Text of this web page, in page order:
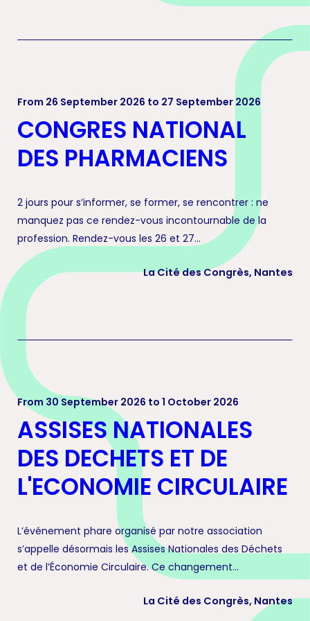
From 26 September 2026 to 27 September 2026
CONGRES NATIONAL
DES PHARMACIENS
2 jours pour s’informer, se former, se rencontrer : ne
manquez pas ce rendez-vous incontournable de la
profession. Rendez-vous les 26 et 27...
La Cité des Congrès, Nantes
From 30 September 2026 to 1 October 2026
ASSISES NATIONALES
DES DECHETS ET DE
L'ECONOMIE CIRCULAIRE
L’événement phare organisé par notre association
s’appelle désormais les Assises Nationales des Déchets
et de l’Économie Circulaire. Ce changement...
La Cité des Congrès, Nantes